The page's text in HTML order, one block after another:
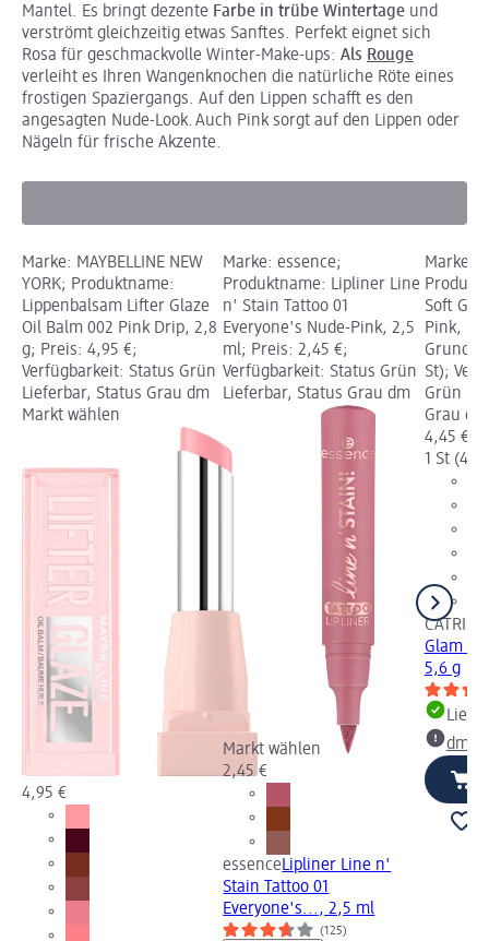
Mantel. Es bringt dezente Farbe in trübe Wintertage und
verströmt gleichzeitig etwas Sanftes. Perfekt eignet sich
Rosa für geschmackvolle Winter-Make-ups: Als Rouge
verleiht es Ihren Wangenknochen die natürliche Röte eines
frostigen Spaziergangs. Auf den Lippen schafft es den
angesagten Nude-Look. Auch Pink sorgt auf den Lippen oder
Nägeln für frische Akzente.
Marke: MAYBELLINE NEW
YORK; Produktname:
Lippenbalsam Lifter Glaze
Oil Balm 002 Pink Drip, 2,8
g; Preis: 4,95 €;
Verfügbarkeit: Status Grün
Lieferbar, Status Grau dm
Markt wählen
4,95 €
Marke: essence;
Produktname: Lipliner Line
n' Stain Tattoo 01
Everyone's Nude-Pink, 2,5
ml; Preis: 2,45 €;
Verfügbarkeit: Status Grün
Lieferbar, Status Grau dm
Markt wählen
2,45 €
essenceLipliner Line n'
Stain Tattoo 01
Everyone's..., 2,5 ml
(125)
Marke:
Soft
Pink,
St);
Grün
Grau
4,45 €
1 St
CATRICE
Glam
5,6 g
dm